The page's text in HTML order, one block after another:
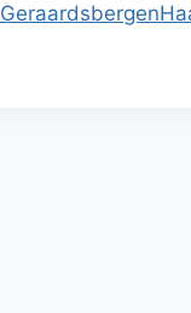
Geraardsbergen